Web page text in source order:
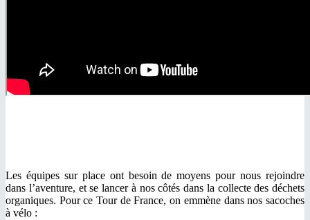
Les équipes sur place ont besoin de moyens pour nous rejoindre
dans l’aventure, et se lancer à nos côtés dans la collecte des déchets
organiques. Pour ce Tour de France, on emmène dans nos sacoches
à vélo :